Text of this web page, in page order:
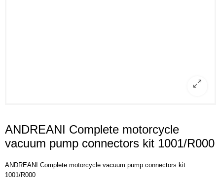
ANDREANI Complete motorcycle
vacuum pump connectors kit 1001/R000
ANDREANI Complete motorcycle vacuum pump connectors kit
1001/R000